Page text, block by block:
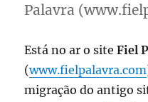
Palavra
Está no ar o siteFiel
(www.fielpalavra.com
migração do antigo